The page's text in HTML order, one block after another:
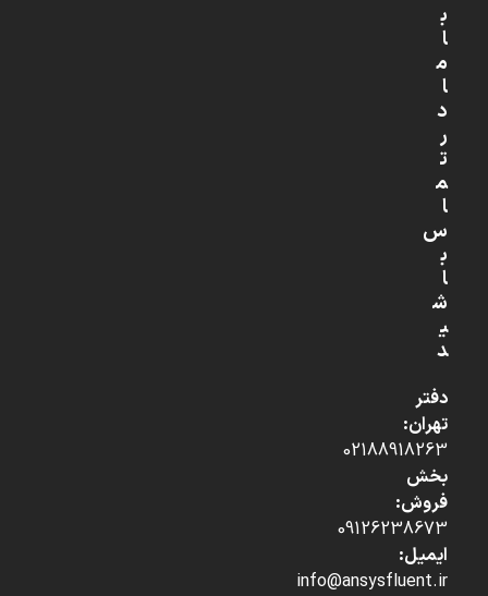
ب
ا
م
ا
د
ر
ت
م
ا
س
ب
ا
ش
ی
د
دفتر
تهران:
02188918263
بخش
فروش:
09126238673
ایمیل:
info@ansysfluent.ir